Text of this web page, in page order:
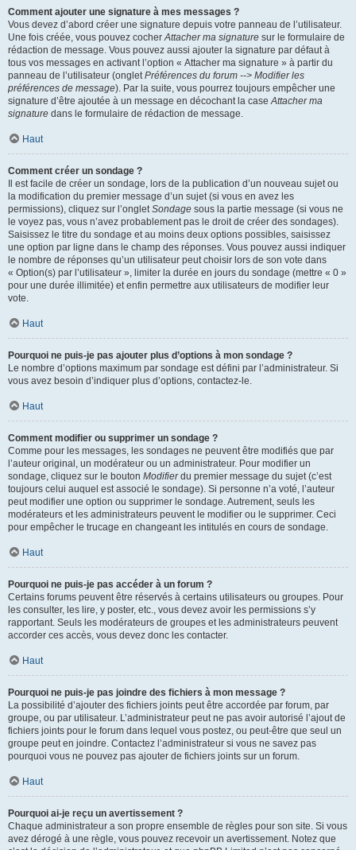
Comment ajouter une signature à mes messages ?
Vous devez d’abord créer une signature depuis votre panneau de l’utilisateur.
Une fois créée, vous pouvez cocherAttacher ma signature sur le formulaire de
rédaction de message. Vous pouvez aussi ajouter la signature par défaut à
tous vos messages en activant l’option « Attacher ma signature » à partir du
panneau de l’utilisateur (ongletPréférences du forum --> Modifier les
préférences de message). Par la suite, vous pourrez toujours empêcher une
signature d’être ajoutée à un message en décochant la caseAttacher ma
signature dans le formulaire de rédaction de message.
Haut
Comment créer un sondage ?
Il est facile de créer un sondage, lors de la publication d’un nouveau sujet ou
la modification du premier message d’un sujet (si vous en avez les
permissions), cliquez sur l’ongletSondage sous la partie message (si vous ne
le voyez pas, vous n’avez probablement pas le droit de créer des sondages).
Saisissez le titre du sondage et au moins deux options possibles, saisissez
une option par ligne dans le champ des réponses. Vous pouvez aussi indiquer
le nombre de réponses qu’un utilisateur peut choisir lors de son vote dans
« Option(s) par l’utilisateur », limiter la durée en jours du sondage (mettre « 0 »
pour une durée illimitée) et enfin permettre aux utilisateurs de modifier leur
vote.
Haut
Pourquoi ne puis-je pas ajouter plus d’options à mon sondage ?
Le nombre d’options maximum par sondage est défini par l’administrateur. Si
vous avez besoin d’indiquer plus d’options, contactez-le.
Haut
Comment modifier ou supprimer un sondage ?
Comme pour les messages, les sondages ne peuvent être modifiés que par
l’auteur original, un modérateur ou un administrateur. Pour modifier un
sondage, cliquez sur le bouton Modifierdu premier message du sujet (c’est
toujours celui auquel est associé le sondage). Si personne n’a voté, l’auteur
peut modifier une option ou supprimer le sondage. Autrement, seuls les
modérateurs et les administrateurs peuvent le modifier ou le supprimer. Ceci
pour empêcher le trucage en changeant les intitulés en cours de sondage.
Haut
Pourquoi ne puis-je pas accéder à un forum ?
Certains forums peuvent être réservés à certains utilisateurs ou groupes. Pour
les consulter, les lire, y poster, etc., vous devez avoir les permissions s’y
rapportant. Seuls les modérateurs de groupes et les administrateurs peuvent
accorder ces accès, vous devez donc les contacter.
Haut
Pourquoi ne puis-je pas joindre des fichiers à mon message ?
La possibilité d’ajouter des fichiers joints peut être accordée par forum, par
groupe, ou par utilisateur. L’administrateur peut ne pas avoir autorisé l’ajout de
fichiers joints pour le forum dans lequel vous postez, ou peut-être que seul un
groupe peut en joindre. Contactez l’administrateur si vous ne savez pas
pourquoi vous ne pouvez pas ajouter de fichiers joints sur un forum.
Haut
Pourquoi ai-je reçu un avertissement ?
Chaque administrateur a son propre ensemble de règles pour son site. Si vous
avez dérogé à une règle, vous pouvez recevoir un avertissement. Notez que